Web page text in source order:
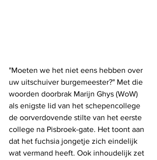
"Moeten we het niet eens hebben over
uw uitschuiver burgemeester?" Met die
woorden doorbrak Marijn Ghys (WoW)
als enigste lid van het schepencollege
de oorverdovende stilte van het eerste
college na Pisbroek-gate. Het toont aan
dat het fuchsia jongetje zich eindelijk
wat vermand heeft. Ook inhoudelijk zet